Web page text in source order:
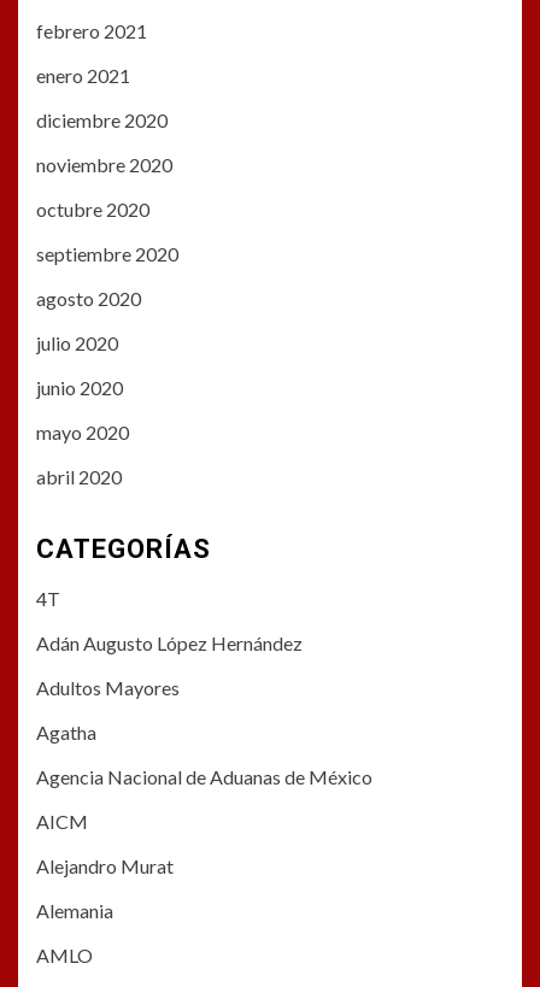
febrero 2021
enero 2021
diciembre 2020
noviembre 2020
octubre 2020
septiembre 2020
agosto 2020
julio 2020
junio 2020
mayo 2020
abril 2020
CATEGORÍAS
4T
Adán Augusto López Hernández
Adultos Mayores
Agatha
Agencia Nacional de Aduanas de México
AICM
Alejandro Murat
Alemania
AMLO